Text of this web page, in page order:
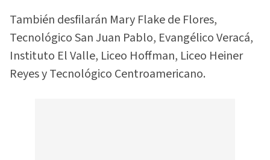
También desfilarán Mary Flake de Flores,
Tecnológico San Juan Pablo, Evangélico Veracá,
Instituto El Valle, Liceo Hoffman, Liceo Heiner
Reyes y Tecnológico Centroamericano.